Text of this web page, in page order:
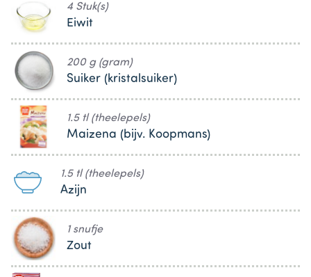
4 Stuk(s)
Eiwit
200 g (gram)
Suiker (kristalsuiker)
1.5 tl (theelepels)
Maizena (bijv. Koopmans)
1.5 tl (theelepels)
Azijn
1 snufje
Zout